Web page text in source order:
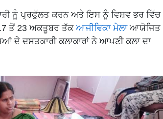
ਨੂੰ ਪ੍ਰਫੁੱਲਤ ਕਰਨ ਅਤੇ ਇਸ ਨੂੰ ਵਿਸ਼ਵ ਭਰ ਵਿੱਚ
ਤੋਂ 23 ਅਕਤੂਬਰ ਤੱਕਆਜੀਵਿਕਾ ਮੇਲਾਆਯੋਜਿਤ
ਦੇ ਦਸਤਕਾਰੀ ਕਲਾਕਾਰਾਂ ਨੇ ਆਪਣੀ ਕਲਾ ਦਾ